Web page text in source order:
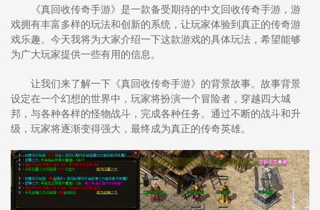
《真回收传奇手游》是一款备受期待的中文回收传奇手游，游
戏拥有丰富多样的玩法和创新的系统，让玩家体验到真正的传奇游
戏乐趣。今天我将为大家介绍一下这款游戏的具体玩法，希望能够
为广大玩家提供一些有用的信息。
让我们来了解一下《真回收传奇手游》的背景故事。故事背景
设定在一个幻想的世界中，玩家将扮演一个冒险者，穿越四大城
邦，与各种各样的怪物战斗，完成各种任务。通过不断的战斗和升
级，玩家将逐渐变得强大，最终成为真正的传奇英雄。